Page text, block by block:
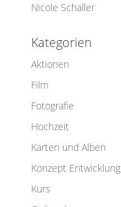
Nicole Schaller
Kategorien
Aktionen
Film
Fotografie
Hochzeit
Karten und Alben
Konzept Entwicklung
Kurs